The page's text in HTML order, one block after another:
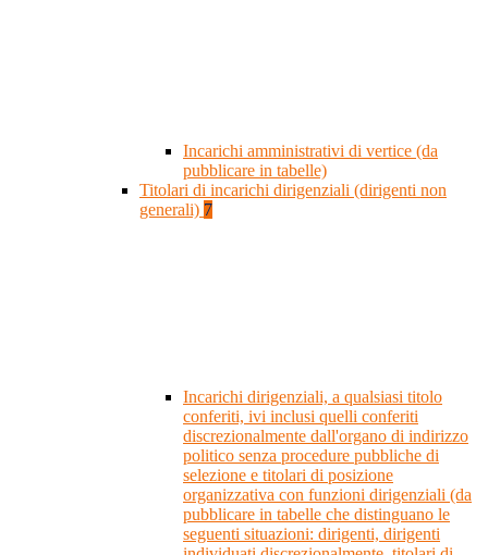
Incarichi amministrativi di vertice (da
pubblicare in tabelle)
Titolari di incarichi dirigenziali (dirigenti non
generali) 7
Incarichi dirigenziali, a qualsiasi titolo
conferiti, ivi inclusi quelli conferiti
discrezionalmente dall'organo di indirizzo
politico senza procedure pubbliche di
selezione e titolari di posizione
organizzativa con funzioni dirigenziali (da
pubblicare in tabelle che distinguano le
seguenti situazioni: dirigenti, dirigenti